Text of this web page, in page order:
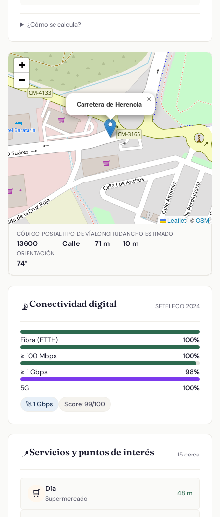
¿Cómo se calcula?
Carretera de Herencia
×
+
−
Leaflet| ©OSM
Ubicación de Carretera de Herencia en Alcázar de San
CÓDIGO POSTAL
13600
TIPO DE VÍA
Calle
LONGITUD
71 m
ANCHO ESTIMADO
10 m
ORIENTACIÓN
74°
📡Conectividad digital SETELECO 2024
Fibra (FTTH)
100%
≥ 100 Mbps
100%
≥ 1 Gbps
98%
5G
100%
🚀 1 Gbps
Score: 99/100
📍Servicios y puntos de interés 15 cerca
🛒 Dia
Supermercado
48 m